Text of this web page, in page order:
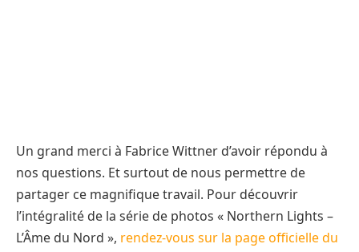
Un grand merci à Fabrice Wittner d’avoir répondu à
nos questions. Et surtout de nous permettre de
partager ce magnifique travail. Pour découvrir
l’intégralité de la série de photos « Northern Lights –
L’Âme du Nord », rendez-vous sur la page officielle du